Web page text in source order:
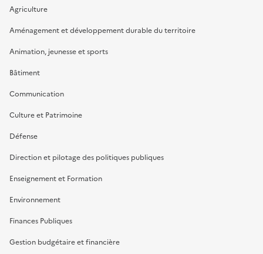
Agriculture
Aménagement et développement durable du territoire
Animation, jeunesse et sports
Bâtiment
Communication
Culture et Patrimoine
Défense
Direction et pilotage des politiques publiques
Enseignement et Formation
Environnement
Finances Publiques
Gestion budgétaire et financière